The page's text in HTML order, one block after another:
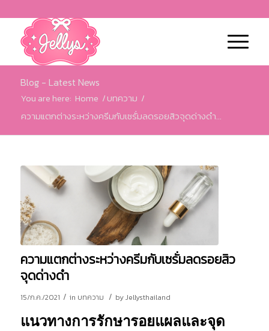
Blog - Latest News
You are here: Home /บทความ /
ความแตกต่างระหว่างครีมกับเซรั่มลดรอยสิวจุดด่างดำ...
ความแตกต่างระหว่างครีมกับเซรั่มลดรอยสิว
จุดด่างดำ
15/ก.ค./2021 / in บทความ / byJellysthailand
แนวทางการรักษารอยแผลและจุด